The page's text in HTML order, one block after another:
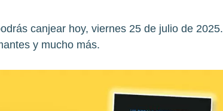
canjear hoy, viernes 25 de julio de 2025.
y mucho más.